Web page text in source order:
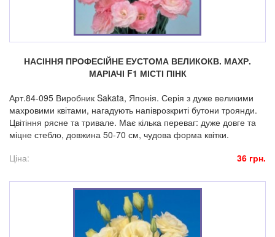
НАСІННЯ ПРОФЕСІЙНЕ ЕУСТОМА ВЕЛИКОКВ. МАХР.
МАРІАЧІ F1 МІСТІ ПІНК
Арт.84-095 Виробник Sakata, Японія. Серія з дуже великими
махровими квітами, нагадують напіврозкриті бутони троянди.
Цвітіння рясне та тривале. Має кілька переваг: дуже довге та
міцне стебло, довжина 50-70 см, чудова форма квітки.
Ціна:
36 грн.